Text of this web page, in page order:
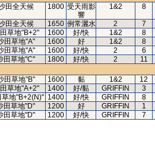
田全天候 1800 受天雨影
響
1&2 8
田全天候 1650 例常灑水 2
7
草地"B+2" 1600 好/快 1&2
8
田草地"A" 1600 好 1&2
8
田草地"A" 1600 好/快 2
6
田草地"C" 1800 好/快 2
11
田草地"B" 1600 黏 1&2
12
草地"A+2" 1400 好/黏 GRIFFIN
3
草地"B+2(N)" 1400 好/快 GRIFFIN
8
田草地"D" 1200 好 GRIFFIN
1
田草地"D" 1200 好/快 GRIFFIN 7